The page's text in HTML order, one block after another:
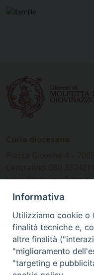
www.diocesimolfetta.it
Ufficio
Piazza Giovene 4 –
Informativa
Utilizziamo cookie o
finalità tecniche e,
altre finalità
"miglioramento
"targeting e